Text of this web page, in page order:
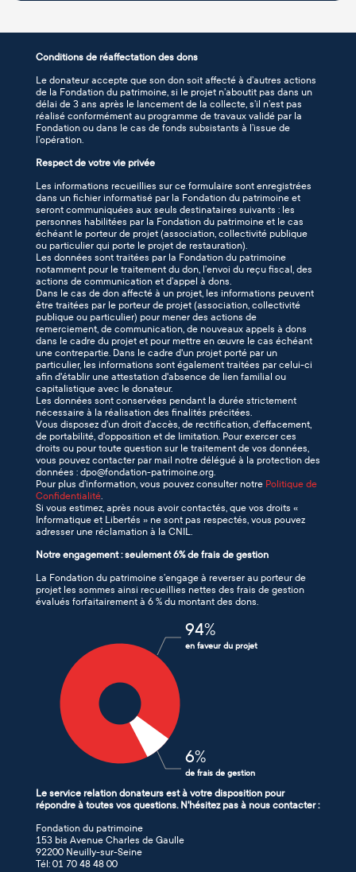
Conditions de réaffectation des dons
Le donateur accepte que son don soit affecté à d’autres actions
de la Fondation du patrimoine, si le projet n’aboutit pas dans un
délai de 3 ans après le lancement de la collecte, s’il n’est pas
réalisé conformément au programme de travaux validé par la
Fondation ou dans le cas de fonds subsistants à l’issue de
l’opération.
Respect de votre vie privée
Les informations recueillies sur ce formulaire sont enregistrées
dans un fichier informatisé par la Fondation du patrimoine et
seront communiquées aux seuls destinataires suivants : les
personnes habilitées par la Fondation du patrimoine et le cas
échéant le porteur de projet (association, collectivité publique
ou particulier qui porte le projet de restauration).
Les données sont traitées par la Fondation du patrimoine
notamment pour le traitement du don, l’envoi du reçu fiscal, des
actions de communication et d’appel à dons.
Dans le cas de don affecté à un projet, les informations peuvent
être traitées par le porteur de projet (association, collectivité
publique ou particulier) pour mener des actions de
remerciement, de communication, de nouveaux appels à dons
dans le cadre du projet et pour mettre en œuvre le cas échéant
une contrepartie. Dans le cadre d'un projet porté par un
particulier, les informations sont également traitées par celui-ci
afin d'établir une attestation d'absence de lien familial ou
capitalistique avec le donateur.
Les données sont conservées pendant la durée strictement
nécessaire à la réalisation des finalités précitées.
Vous disposez d’un droit d’accès, de rectification, d’effacement,
de portabilité, d'opposition et de limitation. Pour exercer ces
droits ou pour toute question sur le traitement de vos données,
vous pouvez contacter par mail notre délégué à la protection des
données : dpo@fondation-patrimoine.org.
Pour plus d’information, vous pouvez consulter notre Politique de
Confidentialité
Si vous estimez, après nous avoir contactés, que vos droits «
Informatique et Libertés » ne sont pas respectés, vous pouvez
adresser une réclamation à la CNIL.
Notre engagement : seulement 6% de frais de gestion
La Fondation du patrimoine s’engage à reverser au porteur de
projet les sommes ainsi recueillies nettes des frais de gestion
évalués forfaitairement à 6 % du montant des dons.
94%
en faveur du projet
6%
de frais de gestion
Le service relation donateurs est à votre disposition pour
répondre à toutes vos questions. N'hésitez pas à nous contacter :
Fondation du patrimoine
153 bis Avenue Charles de Gaulle
92200 Neuilly-sur-Seine
Tél: 01 70 48 48 00